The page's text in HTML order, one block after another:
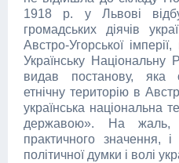
1918 р. у Львові
громадських діячів
Австро-Угорської
Українську Національну
видав постанову, яка
етнічну територію в
українська національна
державою». На
практичного
політичної думки і волі